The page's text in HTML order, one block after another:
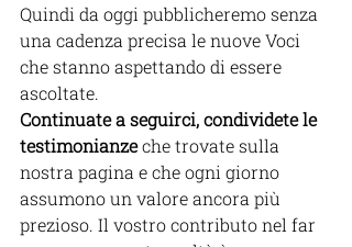
Quindi da oggi pubblicheremo senza
una cadenza precisa le nuove Voci
che stanno aspettando di essere
ascoltate.
Continuate a seguirci, condividete le
testimonianze che trovate sulla
nostra pagina e che ogni giorno
assumono un valore ancora più
prezioso. Il vostro contributo nel far